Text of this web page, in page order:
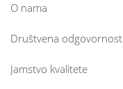
O nama
Društvena odgovornost
Jamstvo kvalitete